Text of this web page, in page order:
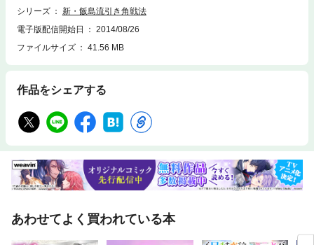
秘策を手に入れてください。■CONTENTS序章：引き角戦法の基礎知識第
１章：対先手四間飛車第２章：対先手ゴキゲン中飛車第３章：佐藤二冠の
引き角戦法第４章：対先手三間飛車第５章：先手引き角戦法第６章：自戦
記編第７章：引き角戦法のデータ
シリーズ
新・飯島流引き角戦法
電子版配信開始日
2014/08/26
ファイルサイズ
41.56 MB
作品をシェアする
あわせてよく買われている本